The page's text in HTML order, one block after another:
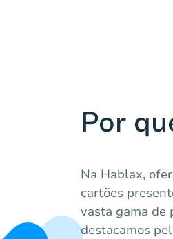
Por
Na Hablax,
cartões
vasta gama de
destacamos